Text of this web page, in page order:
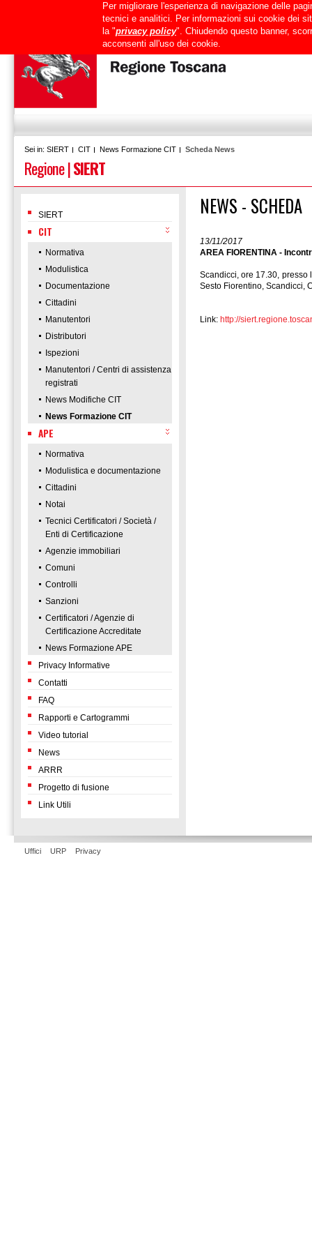
Mappa del sito RTRT Intranet
Sei in: SIERT CIT News Formazione CIT Scheda News
Regione|SIERT
SIERT
CIT
Normativa
Modulistica
Documentazione
Cittadini
Manutentori
Distributori
Ispezioni
Manutentori / Centri di assistenza
registrati
News Modifiche CIT
News Formazione CIT
APE
Normativa
Modulistica e documentazione
Cittadini
Notai
Tecnici Certificatori / Società /
Enti di Certificazione
Agenzie immobiliari
Comuni
Controlli
Sanzioni
Certificatori / Agenzie di
Certificazione Accreditate
News Formazione APE
Privacy Informative
Contatti
FAQ
Rapporti e Cartogrammi
Video tutorial
News
ARRR
Progetto di fusione
Link Utili
NEWS - SCHEDA
13/11/2017
AREA FIORENTINA -
Scandicci, ore 17.30,
Sesto Fiorentino, Scandicci,
Link: http://
Uffici URP Privacy
Per migliorare l'esperienza di navigazione delle
tecnici e analitici. Per informazioni sui cookie dei
la "privacy policy". Chiudendo questo banner,
acconsenti all'uso dei cookie.